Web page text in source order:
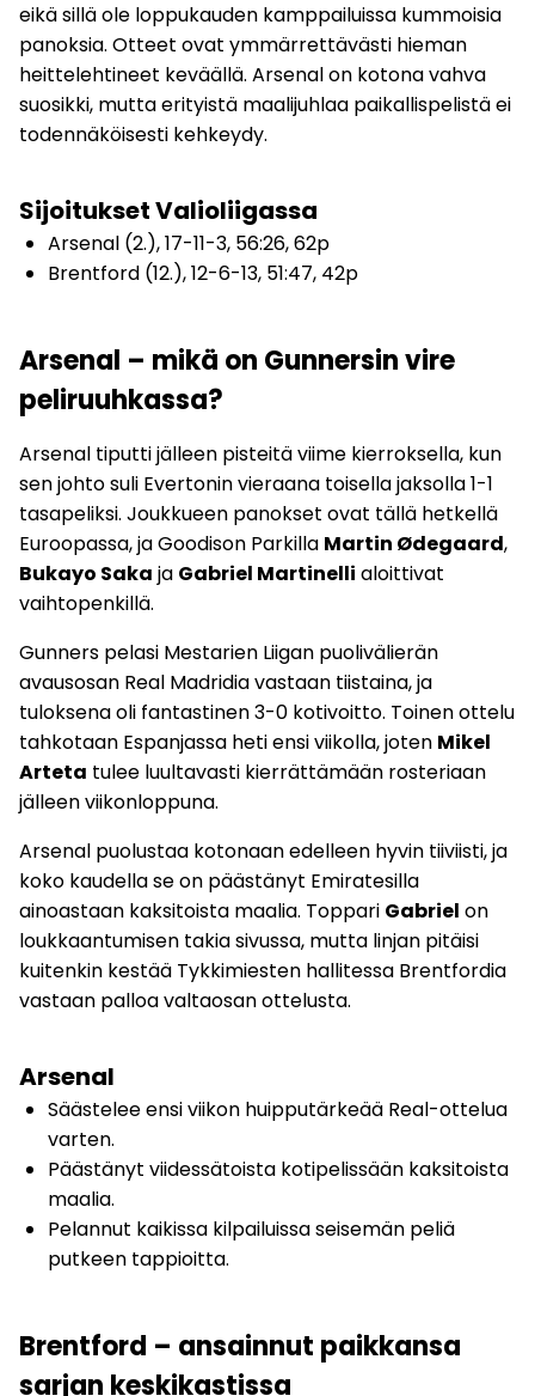
eikä sillä ole loppukauden kamppailuissa kummoisia
panoksia. Otteet ovat ymmärrettävästi hieman
heittelehtineet keväällä. Arsenal on kotona vahva
suosikki, mutta erityistä maalijuhlaa paikallispelistä ei
todennäköisesti kehkeydy.
Sijoitukset Valioliigassa
Arsenal (2.), 17-11-3, 56:26, 62p
Brentford (12.), 12-6-13, 51:47, 42p
Arsenal – mikä on Gunnersin vire
peliruuhkassa?
Arsenal tiputti jälleen pisteitä viime kierroksella, kun
sen johto suli Evertonin vieraana toisella jaksolla 1-1
tasapeliksi. Joukkueen panokset ovat tällä hetkellä
Euroopassa, ja Goodison Parkilla Martin Ødegaard,
Bukayo Saka ja Gabriel Martinelli aloittivat
vaihtopenkillä.
Gunners pelasi Mestarien Liigan puolivälierän
avausosan Real Madridia vastaan tiistaina, ja
tuloksena oli fantastinen 3-0 kotivoitto. Toinen ottelu
tahkotaan Espanjassa heti ensi viikolla, joten Mikel
Arteta tulee luultavasti kierrättämään rosteriaan
jälleen viikonloppuna.
Arsenal puolustaa kotonaan edelleen hyvin tiiviisti, ja
koko kaudella se on päästänyt Emiratesilla
ainoastaan kaksitoista maalia. Toppari Gabriel on
loukkaantumisen takia sivussa, mutta linjan pitäisi
kuitenkin kestää Tykkimiesten hallitessa Brentfordia
vastaan palloa valtaosan ottelusta.
Arsenal
Säästelee ensi viikon huipputärkeää Real-ottelua
varten.
Päästänyt viidessätoista kotipelissään kaksitoista
maalia.
Pelannut kaikissa kilpailuissa seisemän peliä
putkeen tappioitta.
Brentford – ansainnut paikkansa
sarjan keskikastissa